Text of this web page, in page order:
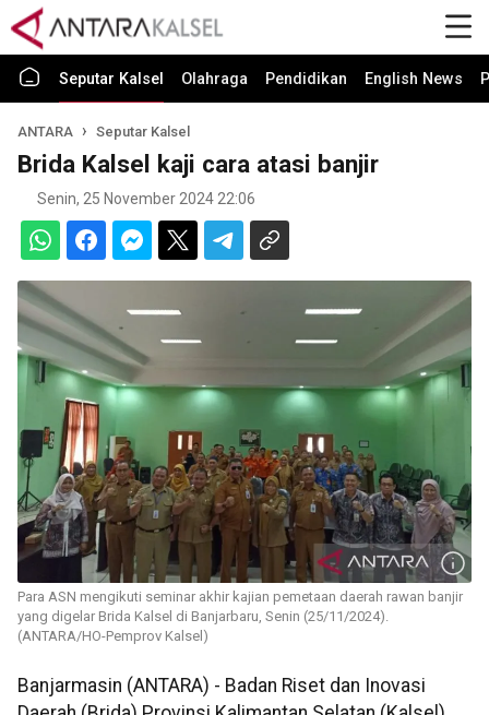
Seputar Kalsel Olahraga Pendidikan English News
ANTARA Seputar Kalsel
Brida Kalsel kaji cara atasi banjir
Senin, 25 November 2024 22:06
Para ASN mengikuti seminar akhir kajian pemetaan daerah rawan banjir
yang digelar Brida Kalsel di Banjarbaru, Senin (25/11/2024).
(ANTARA/HO-Pemprov Kalsel)
Banjarmasin (ANTARA) - Badan Riset dan Inovasi